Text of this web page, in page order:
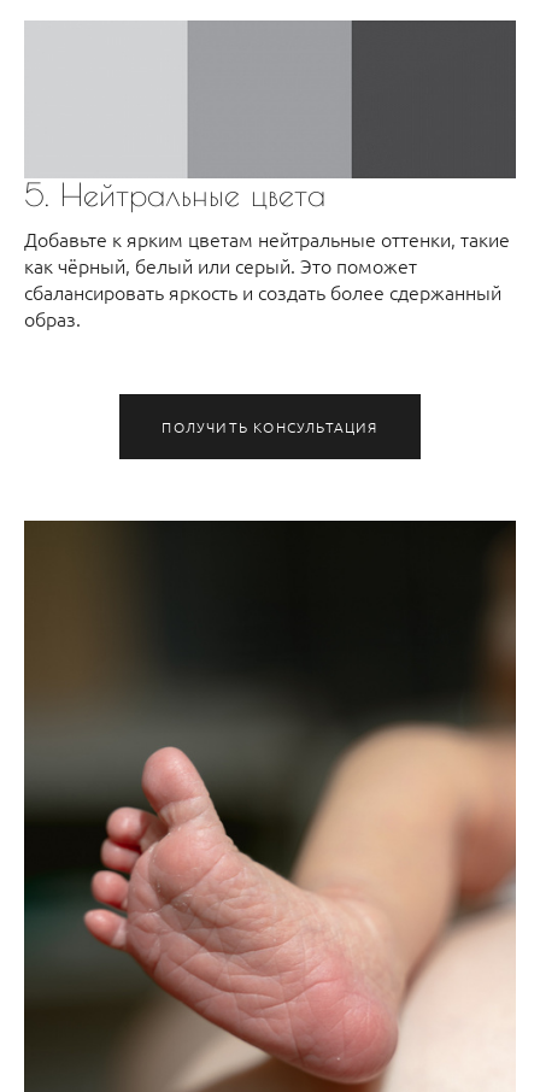
5. Нейтральные цвета
Добавьте к ярким цветам нейтральные оттенки, такие
как чёрный, белый или серый. Это поможет
сбалансировать яркость и создать более сдержанный
образ.
ПОЛУЧИТЬ КОНСУЛЬТАЦИЯ